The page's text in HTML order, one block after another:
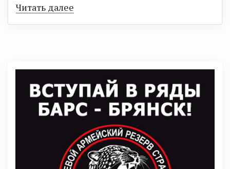
Читать далее